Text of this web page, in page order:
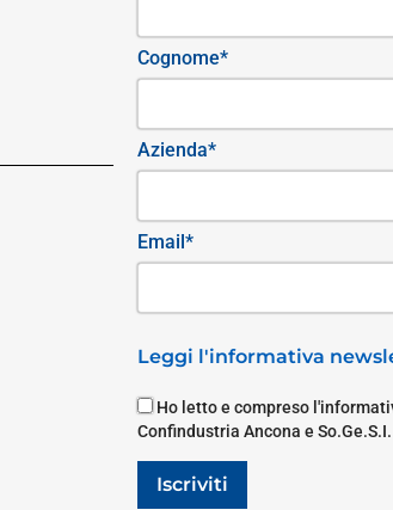
Cognome*
Azienda*
Email*
Leggi l'informativa
Ho letto e compreso
Confindustria Ancona e So.Ge.S.I.
Iscriviti